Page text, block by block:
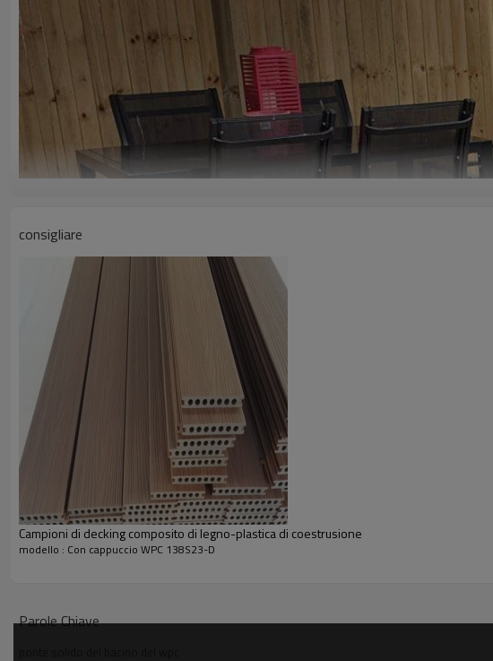
consigliare
Campioni di decking composito di legno-plastica di coestrusione
modello : Con cappuccio WPC 138S23-D
Parole Chiave